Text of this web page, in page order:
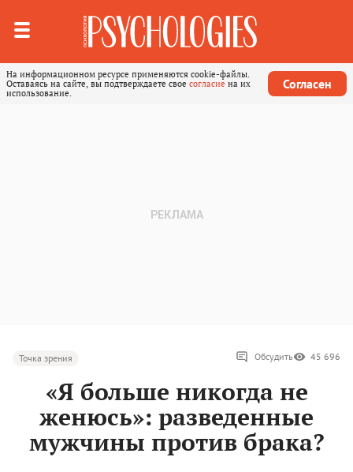
На информационном ресурсе применяются cookie-файлы.
Оставаясь на сайте, вы подтверждаете свое согласие на их
использование.
Согласен
Точка зрения Обсудить 45 696
«Я больше никогда не
женюсь»: разведенные
мужчины против брака?